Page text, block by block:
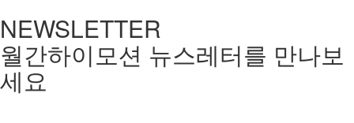
NEWSLETTER
월간하이모션 뉴스레터를 만나보
세요